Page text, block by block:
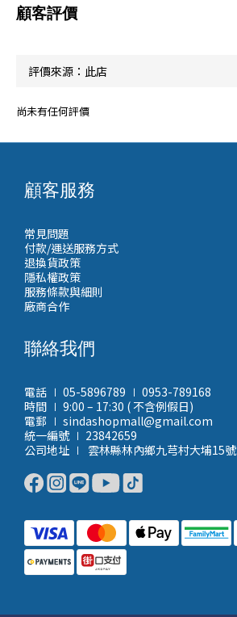
顧客評價
尚未有任何評價
顧客服務
常見問題
付款/運送服務方式
退換貨政策
隱私權政策
服務條款與細則
廠商合作
聯絡我們
電話 ∣ 05-5896789 ∣ 0953-789168
時間 ∣ 9:00 – 17:30 ( 不含例假日)
電郵 ∣ sindashopmall@gmail.com
統一編號 ∣ 23842659
公司地址 ∣ 雲林縣林內鄉九芎村大埔15號